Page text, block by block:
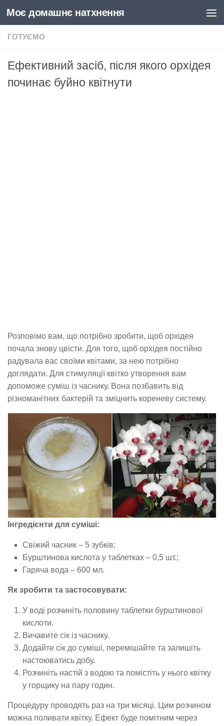
Skip to content
Моє домашнє натхнення
ГОТУЄМО
Ефективний засіб, після якого орхідея
починає буйно квітнути
Розповімо вам, що потрібно зробити, щоб орхідея
почала знову цвісти. Для того, щоб орхідея постійно
радувала вас своїми квітами, за нею потрібно
доглядати. Для стимуляції квітко утворення вам
допоможе суміш із часнику. Вона позбавить від
різноманітних бактерій та зміцнить кореневу систему.
Інгредієнти для суміші:
Свіжий часник – 5 зубків;
Бурштинова кислота у таблетках – 0,5 шт.;
Гаряча вода – 600 мл.
Як зробити та застосовувати:
У воді розчиніть половину таблетки бурштинової
кислоти.
Вичавите сік із часнику.
Додайте сік до суміші, перемішайте та залишіть
настоюватись добу.
Розчиніть настій з водою та помістіть у нього квітку
у горщику на пару годин.
Процедуру проводять раз на три місяці. Цим розчином
можна поливати квітку. Ефект буде помітним через